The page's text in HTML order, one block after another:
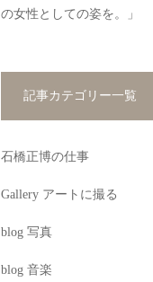
の女性としての姿を。」
記事カテゴリー一覧
石橋正博の仕事
Gallery アートに撮る
blog 写真
blog 音楽